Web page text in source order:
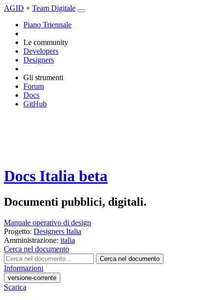
AGID + Team Digitale
Piano Triennale
Le community
Developers
Designers
Gli strumenti
Forum
Docs
GitHub
Docs Italia beta
Documenti pubblici, digitali.
Manuale operativo di design
Progetto: Designers Italia
Amministrazione: italia
Cerca nel documento
Cerca nel documento
Informazioni
versione-corrente
Scarica